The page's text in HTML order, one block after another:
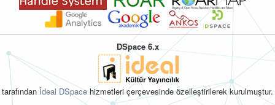
DSpace 6.x
tarafından İdeal DSpacehizmetleri çerçevesinde özelleştirilerek kurulmuştur.